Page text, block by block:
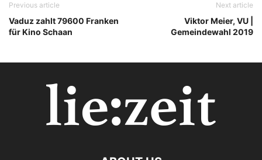
Previous article
Vaduz zahlt 79600 Franken
für Kino Schaan
Next article
Viktor Meier, VU |
Gemeindewahl 2019